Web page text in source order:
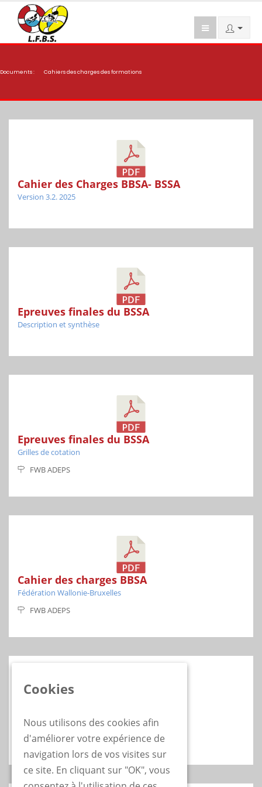
Documents : Cahiers des charges des formations
Cahier des Charges BBSA- BSSA
Version 3.2. 2025
Epreuves finales du BSSA
Description et synthèse
Epreuves finales du BSSA
Grilles de cotation
FWB ADEPS
Cahier des charges BBSA
Fédération Wallonie-Bruxelles
FWB ADEPS
Epreuves finales du BBSA (Base)
Description et synthèse
Cookies
Nous utilisons des cookies afin
d'améliorer votre expérience de
navigation lors de vos visites sur
ce site. En cliquant sur "OK", vous